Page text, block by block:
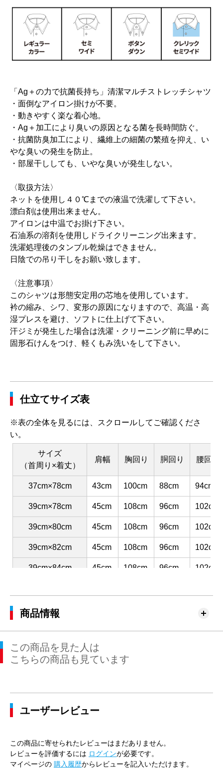
「Ag＋の力で抗菌長持ち」清潔マルチストレッチシャツ
・面倒なアイロン掛けが不要。
・動きやすく楽な着心地。
・Ag＋加工により臭いの原因となる菌を長時間防ぐ。
・抗菌防臭加工により、繊維上の細菌の繁殖を抑え、い
やな臭いの発生を防止。
・部屋干ししても、いやな臭いが発生しない。
〈取扱方法〉
ネットを使用し４０℃までの液温で洗濯して下さい。
漂白剤は使用出来ません。
アイロンは中温でお掛け下さい。
石油系の溶剤を使用しドライクリーニング出来ます。
洗濯処理後のタンブル乾燥はできません。
日陰での吊り干しをお願い致します。
〈注意事項〉
このシャツは形態安定用の芯地を使用しています。
衿の縮み、シワ、変形の原因になりますので、高温・高
湿プレスを避け、ソフトに仕上げて下さい。
汗ジミが発生した場合は洗濯・クリーニング前に早めに
固形石けんをつけ、軽くもみ洗いをして下さい。
仕立てサイズ表
※表の全体を見るには、スクロールしてご確認くださ
い。
サイズ
（首周り×着丈）
肩幅 胸回り 胴回り 腰回り
37cm×78cm 43cm 100cm 88cm 94cm
39cm×78cm 45cm 108cm 96cm 102cm
39cm×80cm 45cm 108cm 96cm 102cm
39cm×82cm 45cm 108cm 96cm 102cm
39cm×84cm 45cm 108cm 96cm 102cm
41cm×82cm 110cm
41cm×84cm 47cm 116cm 104cm 110cm
41cm×86cm 47cm
43cm×84cm 49cm 120cm 112cm 116cm
43cm×86cm 49cm
45cm×86cm 51cm 128cm
商品情報
この商品を見た人は
こちらの商品も見ています
ユーザーレビュー
この商品に寄せられたレビューはまだありません。
レビューを評価するには ログインが必要です。
マイページの 購入履歴からレビューを記入いただけます。